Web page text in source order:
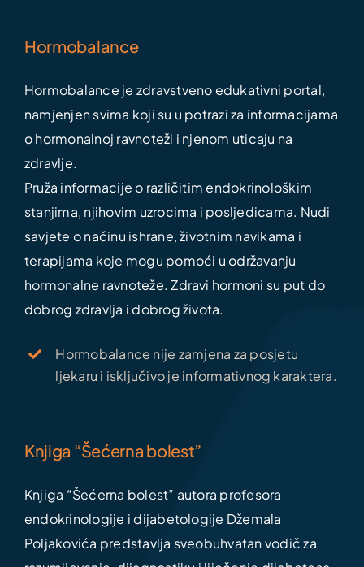
Hormobalance
Hormobalance je zdravstveno edukativni portal,
namjenjen svima koji su u potrazi za informacijama
o hormonalnoj ravnoteži i njenom uticaju na
zdravlje.
Pruža informacije o različitim endokrinološkim
stanjima, njihovim uzrocima i posljedicama. Nudi
savjete o načinu ishrane, životnim navikama i
terapijama koje mogu pomoći u održavanju
hormonalne ravnoteže. Zdravi hormoni su put do
dobrog zdravlja i dobrog života.
Hormobalance nije zamjena za posjetu
ljekaru i isključivo je informativnog karaktera.
Knjiga “Šećerna bolest”
Knjiga “Šećerna bolest” autora profesora
endokrinologije i dijabetologije Džemala
Poljakovića predstavlja sveobuhvatan vodič za